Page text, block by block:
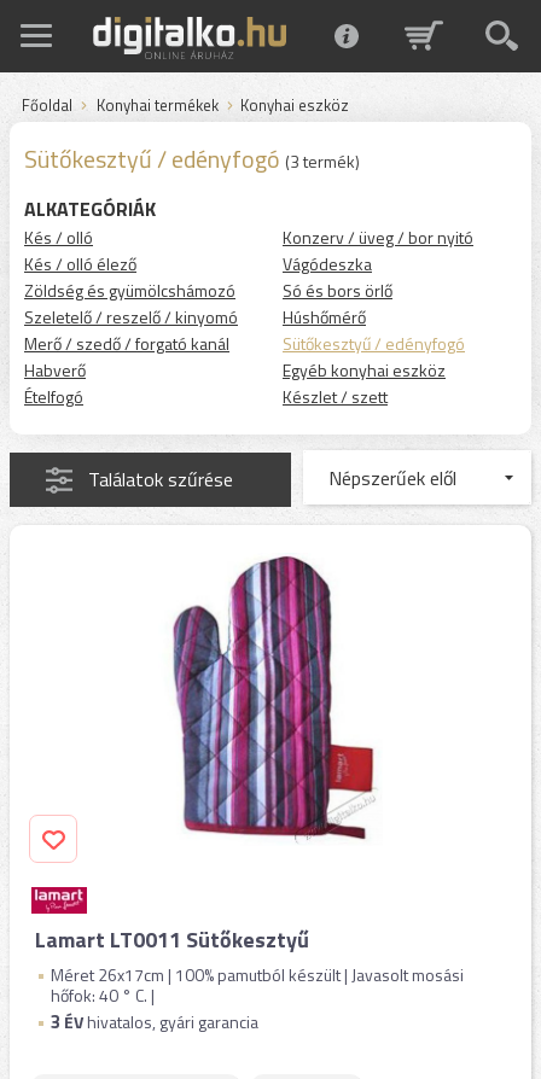
Főoldal Konyhai termékek Konyhai eszköz
Sütőkesztyű / edényfogó (3 termék)
ALKATEGÓRIÁK
Kés / olló
Kés / olló élező
Zöldség és gyümölcshámozó
Szeletelő / reszelő / kinyomó
Merő / szedő / forgató kanál
Habverő
Ételfogó
Konzerv / üveg / bor nyitó
Vágódeszka
Só és bors örlő
Húshőmérő
Sütőkesztyű / edényfogó
Egyéb konyhai eszköz
Készlet / szett
Találatok szűrése
Lamart LT0011 Sütőkesztyű
Méret 26x17cm | 100% pamutból készült | Javasolt mosási
hőfok: 40 ° C. |
3 ÉVhivatalos, gyári garancia